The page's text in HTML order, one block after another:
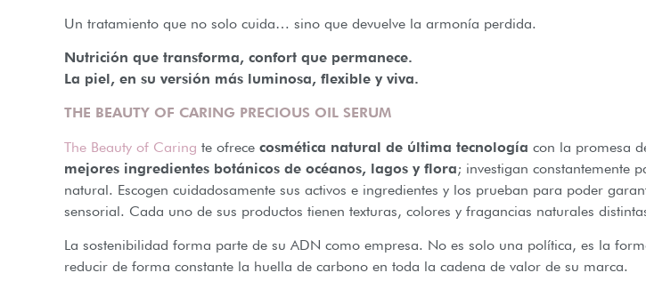
Un tratamiento que no solo cuida… sino que devuelve la armonía perdida.
Nutrición que transforma, confort que permanece.
La piel, en su versión más luminosa, flexible y viva.
THE BEAUTY OF CARING PRECIOUS OIL SERUM
The Beauty of Caring te ofrece cosmética natural de última tecnología con la promesa
mejores ingredientes botánicos de océanos, lagos y flora; investigan constantemente
natural. Escogen cuidadosamente sus activos e ingredientes y los prueban para poder
sensorial. Cada uno de sus productos tienen texturas, colores y fragancias naturales
La sostenibilidad forma parte de su ADN como empresa. No es solo una política, es la
reducir de forma constante la huella de carbono en toda la cadena de valor de su marca.